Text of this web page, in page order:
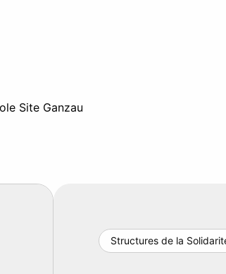
Site Ganzau
Structures de la